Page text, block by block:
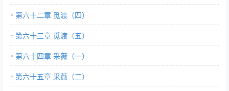
第六十二章 觅渡（四）
第六十三章 觅渡（五）
第六十四章 采薇（一）
第六十五章 采薇（二）